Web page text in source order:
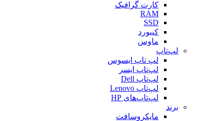
کارت گرافیک
RAM
SSD
کیبورد
ماوس
لپ‌تاپ
لپ تاپ ایسوس
لپ‌تاپ ایسر
لپ‌تاپ Dell
لپ‌تاپ Lenovo
لپ‌تاپ‌های HP
برند
مایکروسافت